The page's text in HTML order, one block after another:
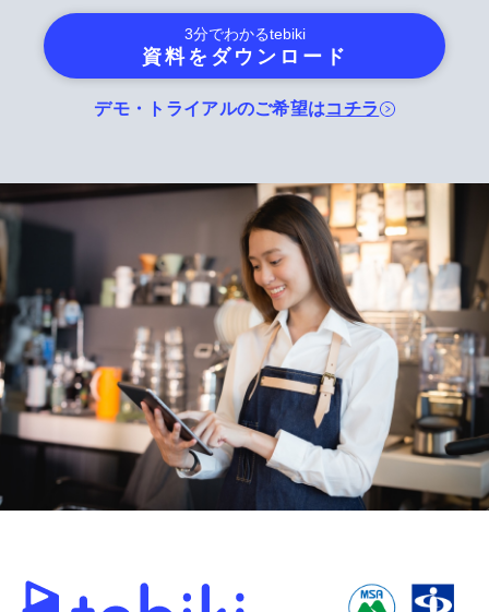
3分でわかるtebiki
資料をダウンロード
デモ・トライアルのご希望はコチラ